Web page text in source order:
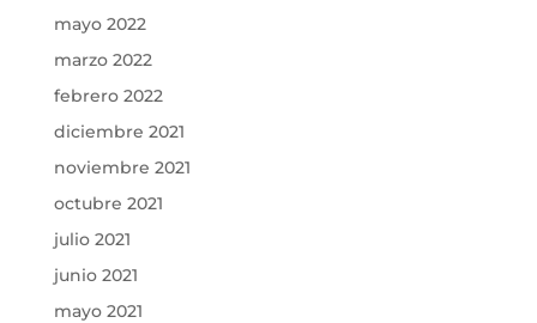
mayo 2022
marzo 2022
febrero 2022
diciembre 2021
noviembre 2021
octubre 2021
julio 2021
junio 2021
mayo 2021